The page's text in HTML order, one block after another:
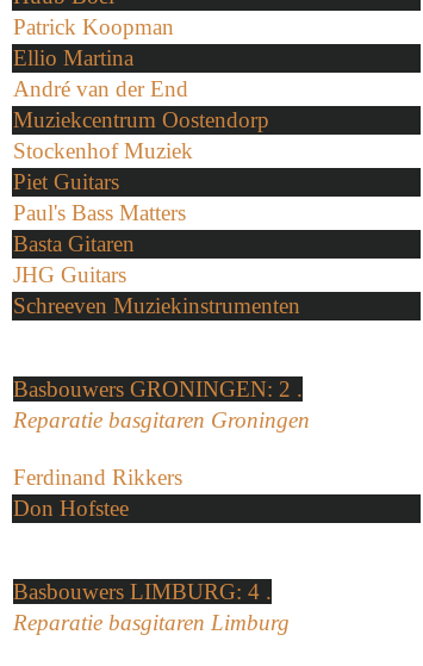
Patrick Koopman
Ellio Martina
André van der End
Muziekcentrum Oostendorp
Stockenhof Muziek
Piet Guitars
Paul's Bass Matters
Basta Gitaren
JHG Guitars
Schreeven Muziekinstrumenten
Basbouwers GRONINGEN: 2 .
Reparatie basgitaren Groningen
Ferdinand Rikkers
Don Hofstee
Basbouwers LIMBURG: 4 .
Reparatie basgitaren Limburg